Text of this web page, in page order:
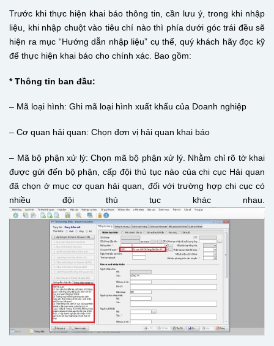
Trước khi thực hiện khai báo thông tin, cần lưu ý, trong khi nhập
liệu, khi nhập chuột vào tiêu chí nào thì phía dưới góc trái đều sẽ
hiện ra mục “Hướng dẫn nhập liệu” cụ thể, quý khách hãy đọc kỹ
để thực hiện khai báo cho chính xác. Bao gồm:
* Thông tin ban đầu:
– Mã loại hình: Ghi mã loại hình xuất khẩu của Doanh nghiệp
– Cơ quan hải quan: Chọn đơn vị hải quan khai báo
– Mã bộ phận xử lý: Chọn mã bộ phận xử lý. Nhằm chỉ rõ tờ khai
được gửi đến bộ phận, cấp đội thủ tục nào của chi cục Hải quan
đã chọn ở mục cơ quan hải quan, đối với trường hợp chi cục có
nhiều đội thủ tục khác nhau.